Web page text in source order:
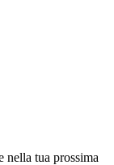
nella tua prossima